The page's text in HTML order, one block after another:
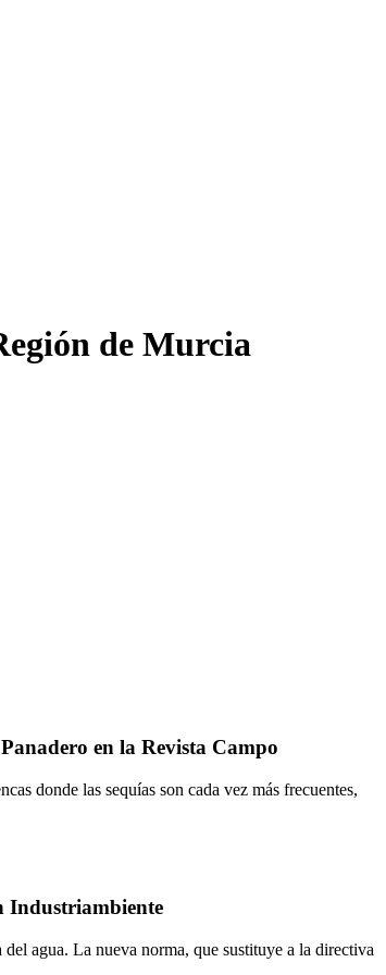
de Murcia
en la Revista Campo
donde las sequías son cada vez más frecuentes,
Industriambiente
agua. La nueva norma, que sustituye a la directiva